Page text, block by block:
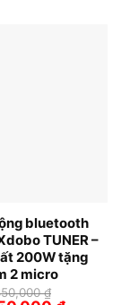
bluetooth
TUNER –
200W tặng
2 micro
₫